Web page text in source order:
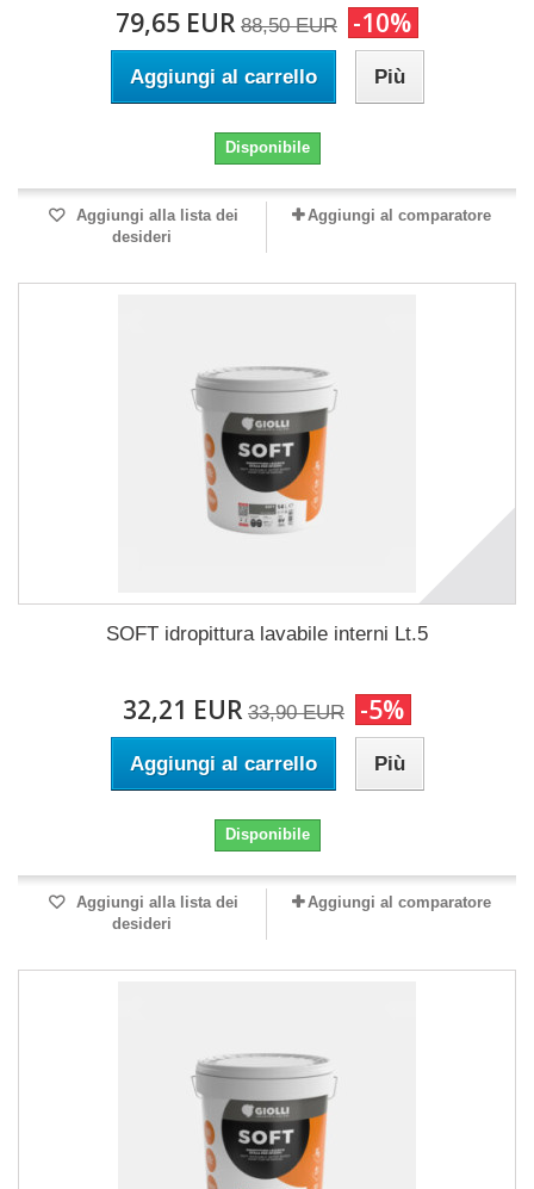
79,65 EUR 88,50 EUR -10%
Aggiungi al carrello Più
Disponibile
Aggiungi alla lista dei
desideri
Aggiungi al comparatore
SOFT idropittura lavabile interni Lt.5
32,21 EUR 33,90 EUR -5%
Aggiungi al carrello Più
Disponibile
Aggiungi alla lista dei
desideri
Aggiungi al comparatore